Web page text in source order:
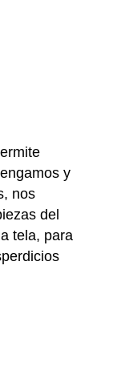
y
nos
del
tela, para